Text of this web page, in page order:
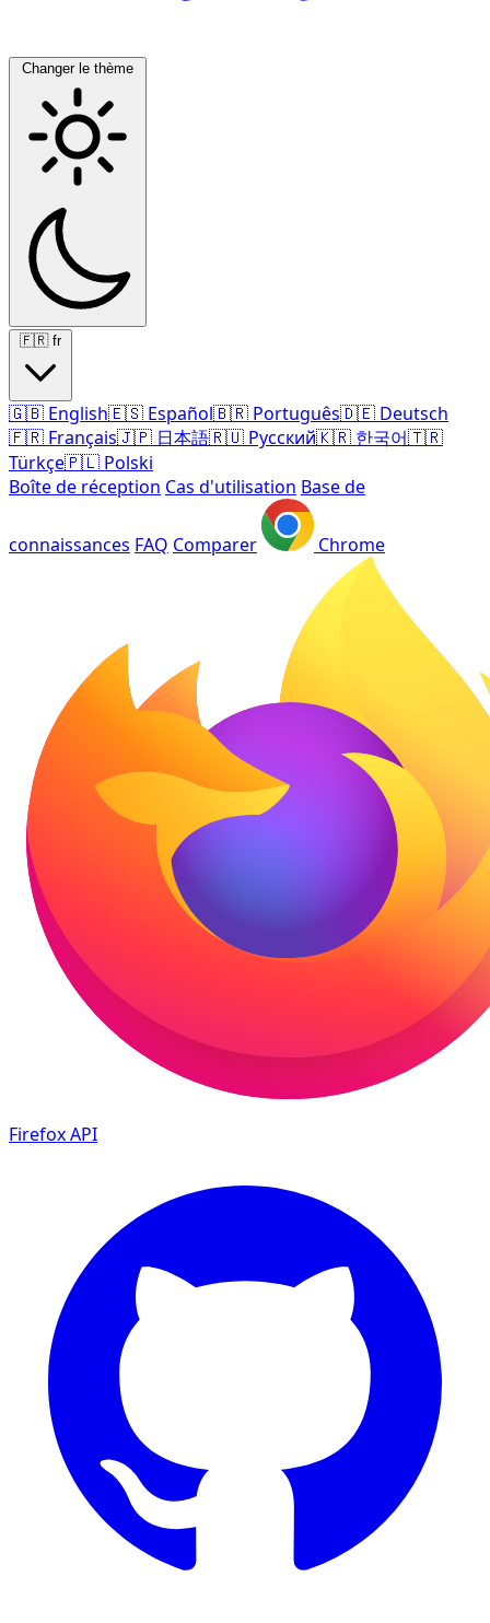
Changer le thème
🇫🇷 fr
🇬🇧 English🇪🇸 Español🇧🇷 Português🇩🇪 Deutsch
🇫🇷 Français🇯🇵 日本語🇷🇺 Русский🇰🇷 한국어🇹🇷
Türkçe🇵🇱 Polski
Boîte de réception Cas d'utilisation Base de
connaissances FAQ Comparer Chrome
FirefoxAPI